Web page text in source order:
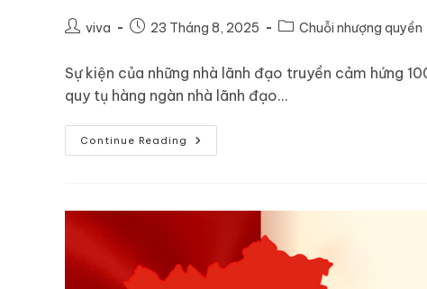
viva 23 Tháng 8, 2025 Chuỗi nhượng quyền
Sự kiện của những nhà lãnh đạo truyền cảm hứng
quy tụ hàng ngàn nhà lãnh đạo…
Continue Reading